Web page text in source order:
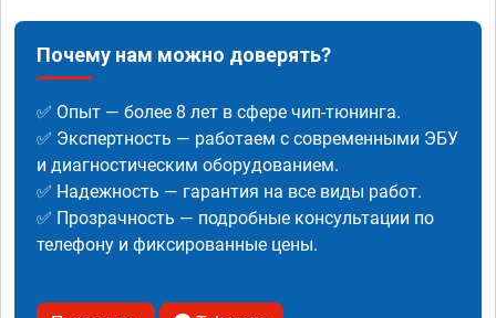
Почему нам можно доверять?
✅ Опыт — более 8 лет в сфере чип-тюнинга.
✅ Экспертность — работаем с современными ЭБУ
и диагностическим оборудованием.
✅ Надежность — гарантия на все виды работ.
✅ Прозрачность — подробные консультации по
телефону и фиксированные цены.